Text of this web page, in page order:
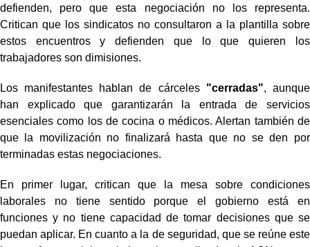
defienden, pero que esta negociación no los representa.
Critican que los sindicatos no consultaron a la plantilla sobre
estos encuentros y defienden que lo que quieren los
trabajadores son dimisiones.
Los manifestantes hablan de cárceles "cerradas", aunque
han explicado que garantizarán la entrada de servicios
esenciales como los de cocina o médicos. Alertan también de
que la movilización no finalizará hasta que no se den por
terminadas estas negociaciones.
En primer lugar, critican que la mesa sobre condiciones
laborales no tiene sentido porque el gobierno está en
funciones y no tiene capacidad de tomar decisiones que se
puedan aplicar. En cuanto a la de seguridad, que se reúne este